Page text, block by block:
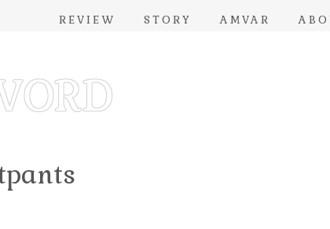
REVIEW STORY AMVAR